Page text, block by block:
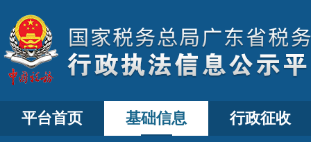
平台首页 基础信息 行政征收